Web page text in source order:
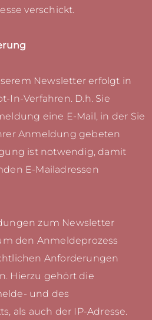
verschickt.
Newsletter erfolgt in
In-Verfahren. D.h. Sie
eine E-Mail, in der Sie
Anmeldung gebeten
ist notwendig, damit
E-Mailadressen
zum Newsletter
den Anmeldeprozess
Anforderungen
Hierzu gehört die
und des
als auch der IP-Adresse.